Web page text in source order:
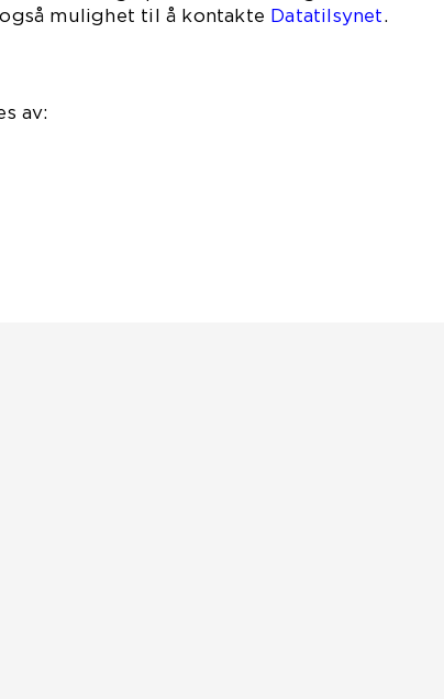
mulighet til å kontakte Datatilsynet.
av: